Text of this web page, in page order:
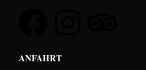
ANFAHRT